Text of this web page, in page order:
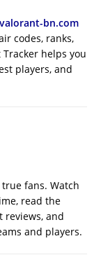
bn.com
codes, ranks,
helps you
players, and
fans. Watch
read the
reviews, and
and players.